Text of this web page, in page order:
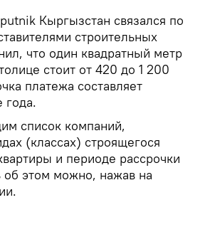
Кыргызстан связался по
строительных
что один квадратный метр
стоит от 420 до 1 200
платежа составляет
года.
список компаний,
(классах) строящегося
и периоде рассрочки
об этом можно, нажав на